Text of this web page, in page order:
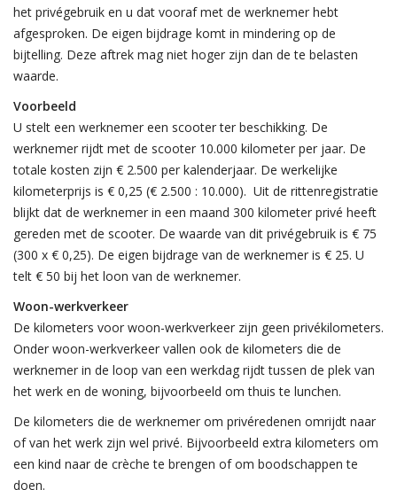
het privégebruik en u dat vooraf met de werknemer hebt
afgesproken. De eigen bijdrage komt in mindering op de
bijtelling. Deze aftrek mag niet hoger zijn dan de te belasten
waarde.
Voorbeeld
U stelt een werknemer een scooter ter beschikking. De
werknemer rijdt met de scooter 10.000 kilometer per jaar. De
totale kosten zijn € 2.500 per kalenderjaar. De werkelijke
kilometerprijs is € 0,25 (€ 2.500 : 10.000). Uit de rittenregistratie
blijkt dat de werknemer in een maand 300 kilometer privé heeft
gereden met de scooter. De waarde van dit privégebruik is € 75
(300 x € 0,25). De eigen bijdrage van de werknemer is € 25. U
telt € 50 bij het loon van de werknemer.
Woon-werkverkeer
De kilometers voor woon-werkverkeer zijn geen privékilometers.
Onder woon-werkverkeer vallen ook de kilometers die de
werknemer in de loop van een werkdag rijdt tussen de plek van
het werk en de woning, bijvoorbeeld om thuis te lunchen.
De kilometers die de werknemer om privéredenen omrijdt naar
of van het werk zijn wel privé. Bijvoorbeeld extra kilometers om
een kind naar de crèche te brengen of om boodschappen te
doen.